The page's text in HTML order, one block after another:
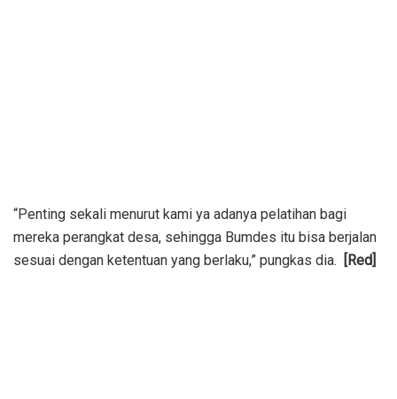
“Penting sekali menurut kami ya adanya pelatihan bagi
mereka perangkat desa, sehingga Bumdes itu bisa berjalan
sesuai dengan ketentuan yang berlaku,” pungkas dia.
[Red]